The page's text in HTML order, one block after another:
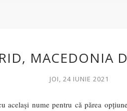
MACEDONIA
JOI, 24 IUNIE 2021
același nume pentru că părea